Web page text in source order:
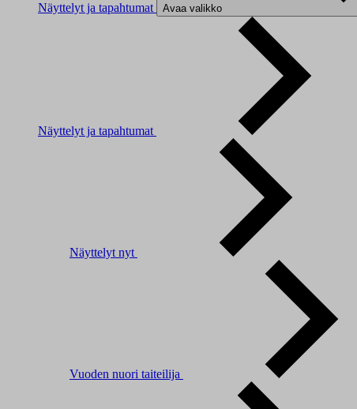
Näyttelyt ja tapahtumat Avaa valikko
Näyttelyt ja tapahtumat
Näyttelyt nyt
Vuoden nuori taiteilija